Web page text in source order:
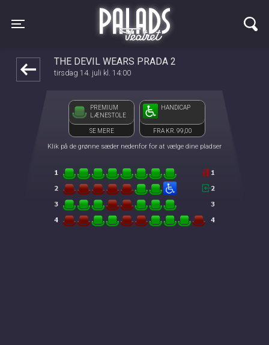
Toggle navigation
Palads Teatret
THE DEVIL WEARS PRADA 2
tirsdag 14. juli kl. 14:00
PREMIUM
LÆNESTOLE
SE MERE
HANDICAP
FRA KR. 99,00
Klik på de grønne sæder nedenfor for at vælge dine pladser
front03-cc 051929